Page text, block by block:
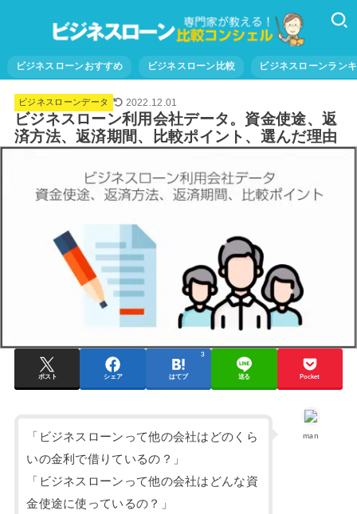
ビジネスローンおすすめ ビジネスローン比較 ビジネスローンラン
ビジネスローンデータ 2022.12.01
ビジネスローン利用会社データ。資金使途、返
済方法、返済期間、比較ポイント、選んだ理由
ポスト シェア はてブ
3
送る Pocket
man
「ビジネスローンって他の会社はどのくら
いの金利で借りているの？」
「ビジネスローンって他の会社はどんな資
金使途に使っているの？」